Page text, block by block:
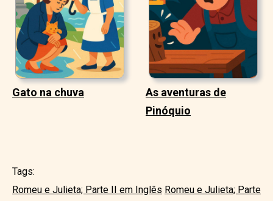
Gato na chuva
As aventuras de
Pinóquio
Tags:
Romeu e Julieta; Parte II em Inglês Romeu e Julieta; Parte